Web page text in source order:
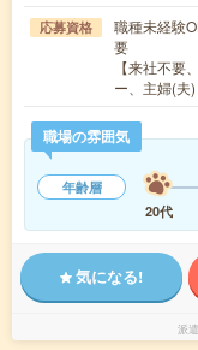
応募資格
職種未経験
要
【来社不要
ー、主婦(
職場の雰囲気
年齢層
20代
気になる!
派